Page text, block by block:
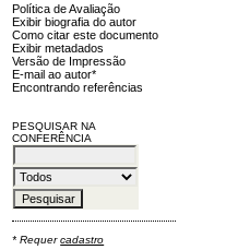
Política de Avaliação
Exibir biografia do autor
Como citar este documento
Exibir metadados
Versão de Impressão
E-mail ao autor*
Encontrando referências
PESQUISAR NA
CONFERÊNCIA
* Requercadastro